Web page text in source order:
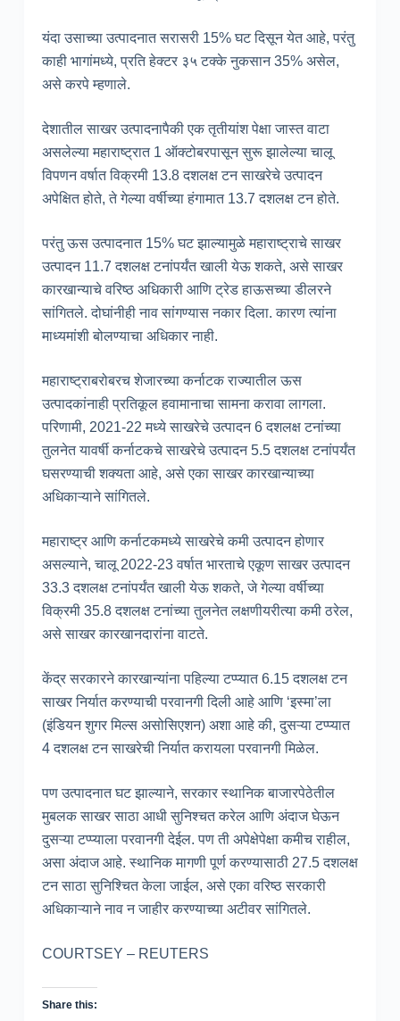
यंदा उसाच्या उत्पादनात सरासरी 15% घट दिसून येत आहे, परंतु
काही भागांमध्ये, प्रति हेक्टर ३५ टक्के नुकसान 35% असेल,
असे करपे म्हणाले.
देशातील साखर उत्पादनापैकी एक तृतीयांश पेक्षा जास्त वाटा
असलेल्या महाराष्ट्रात 1 ऑक्टोबरपासून सुरू झालेल्या चालू
विपणन वर्षात विक्रमी 13.8 दशलक्ष टन साखरेचे उत्पादन
अपेक्षित होते, ते गेल्या वर्षीच्या हंगामात 13.7 दशलक्ष टन होते.
परंतु ऊस उत्पादनात 15% घट झाल्यामुळे महाराष्ट्राचे साखर
उत्पादन 11.7 दशलक्ष टनांपर्यंत खाली येऊ शकते, असे साखर
कारखान्याचे वरिष्ठ अधिकारी आणि ट्रेड हाऊसच्या डीलरने
सांगितले. दोघांनीही नाव सांगण्यास नकार दिला. कारण त्यांना
माध्यमांशी बोलण्याचा अधिकार नाही.
महाराष्ट्राबरोबरच शेजारच्या कर्नाटक राज्यातील ऊस
उत्पादकांनाही प्रतिकूल हवामानाचा सामना करावा लागला.
परिणामी, 2021-22 मध्ये साखरेचे उत्पादन 6 दशलक्ष टनांच्या
तुलनेत यावर्षी कर्नाटकचे साखरेचे उत्पादन 5.5 दशलक्ष टनांपर्यंत
घसरण्याची शक्यता आहे, असे एका साखर कारखान्याच्या
अधिकाऱ्याने सांगितले.
महाराष्ट्र आणि कर्नाटकमध्ये साखरेचे कमी उत्पादन होणार
असल्याने, चालू 2022-23 वर्षात भारताचे एकूण साखर उत्पादन
33.3 दशलक्ष टनांपर्यंत खाली येऊ शकते, जे गेल्या वर्षीच्या
विक्रमी 35.8 दशलक्ष टनांच्या तुलनेत लक्षणीयरीत्या कमी ठरेल,
असे साखर कारखानदारांना वाटते.
केंद्र सरकारने कारखान्यांना पहिल्या टप्प्यात 6.15 दशलक्ष टन
साखर निर्यात करण्याची परवानगी दिली आहे आणि ‘इस्मा’ला
(इंडियन शुगर मिल्स असोसिएशन) अशा आहे की, दुसऱ्या टप्प्यात
4 दशलक्ष टन साखरेची निर्यात करायला परवानगी मिळेल.
पण उत्पादनात घट झाल्याने, सरकार स्थानिक बाजारपेठेतील
मुबलक साखर साठा आधी सुनिश्चत करेल आणि अंदाज घेऊन
दुसऱ्या टप्प्याला परवानगी देईल. पण ती अपेक्षेपेक्षा कमीच राहील,
असा अंदाज आहे. स्थानिक मागणी पूर्ण करण्यासाठी 27.5 दशलक्ष
टन साठा सुनिश्चित केला जाईल, असे एका वरिष्ठ सरकारी
अधिकाऱ्याने नाव न जाहीर करण्याच्या अटीवर सांगितले.
COURTSEY – REUTERS
Share this: